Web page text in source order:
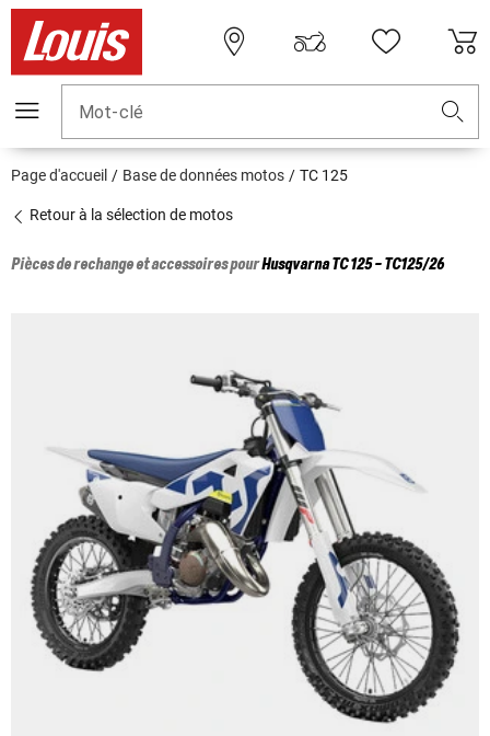
Mot-clé
Page d'accueil Base de données motos TC 125
Retour à la sélection de motos
Pièces de rechange et accessoires pourHusqvarnaTC 125 - TC125/26